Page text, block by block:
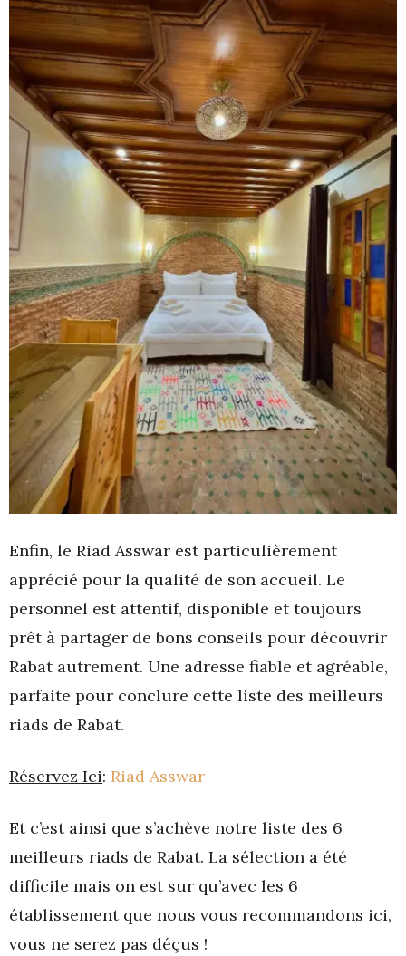
Enfin, le Riad Asswar est particulièrement
apprécié pour la qualité de son accueil. Le
personnel est attentif, disponible et toujours
prêt à partager de bons conseils pour découvrir
Rabat autrement. Une adresse fiable et agréable,
parfaite pour conclure cette liste des meilleurs
riads de Rabat.
Réservez Ici: Riad Asswar
Et c’est ainsi que s’achève notre liste des 6
meilleurs riads de Rabat. La sélection a été
difficile mais on est sur qu’avec les 6
établissement que nous vous recommandons ici,
vous ne serez pas déçus !